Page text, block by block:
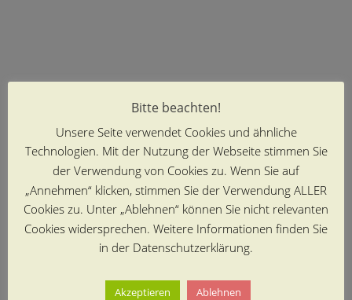
Bitte beachten!
Unsere Seite verwendet Cookies und ähnliche
Technologien. Mit der Nutzung der Webseite stimmen Sie
der Verwendung von Cookies zu. Wenn Sie auf
„Annehmen“ klicken, stimmen Sie der Verwendung ALLER
Cookies zu. Unter „Ablehnen“ können Sie nicht relevanten
Cookies widersprechen. Weitere Informationen finden Sie
in der Datenschutzerklärung.
Akzeptieren Ablehnen